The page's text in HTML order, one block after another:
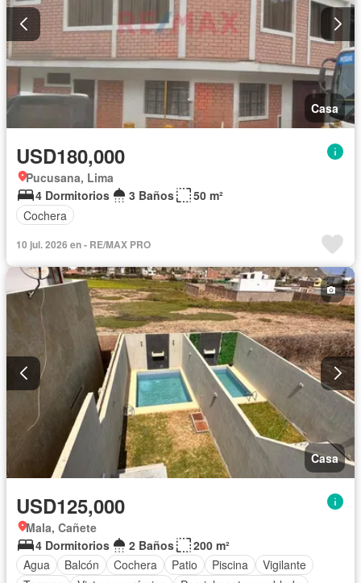
Casa
USD180,000
Pucusana, Lima
4 Dormitorios
3 Baños
50 m²
Cochera
10 jul. 2026 en - RE/MAX PRO
Casa
USD125,000
Mala, Cañete
4 Dormitorios
2 Baños
200 m²
Agua
Balcón Cochera Patio Piscina
Vigilante